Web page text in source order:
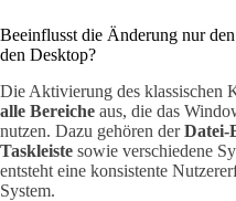
Beeinflusst die Änderung nur
den Desktop?
Die Aktivierung des klassischen
alle Bereiche aus, die das
nutzen. Dazu gehören derDatei-
Taskleiste sowie verschiedene
entsteht eine konsistente
System.